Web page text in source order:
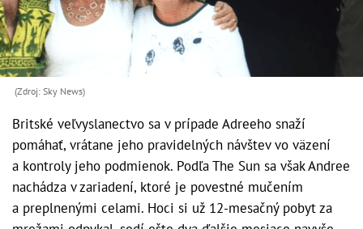
(Zdroj: Sky News)
Britské veľvyslanectvo sa v prípade Adreeho snaží
pomáhať, vrátane jeho pravidelných návštev vo väzení
a kontroly jeho podmienok. Podľa The Sun sa však Andree
nachádza v zariadení, ktoré je povestné mučením
a preplnenými celami. Hoci si už 12-mesačný pobyt za